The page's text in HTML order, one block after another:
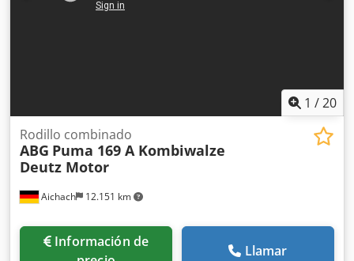
1 /20
Aichach 12.151 km
Rodillo combinado
ABG Puma 169 A Kombiwalze
Deutz Motor
Información de
Llamar